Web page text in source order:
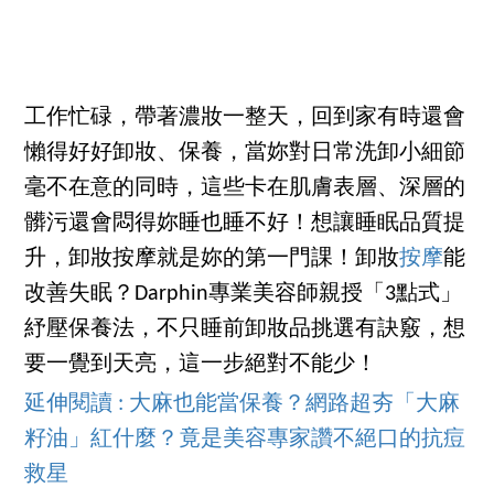
工作忙碌，帶著濃妝一整天，回到家有時還會
懶得好好卸妝、保養，當妳對日常洗卸小細節
毫不在意的同時，這些卡在肌膚表層、深層的
髒污還會悶得妳睡也睡不好！想讓睡眠品質提
升，卸妝按摩就是妳的第一門課！卸妝按摩能
改善失眠？Darphin專業美容師親授「3點式」
紓壓保養法，不只睡前卸妝品挑選有訣竅，想
要一覺到天亮，這一步絕對不能少！
延伸閱讀 : 大麻也能當保養？網路超夯「大麻
籽油」紅什麼？竟是美容專家讚不絕口的抗痘
救星